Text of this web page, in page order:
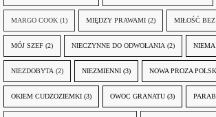
MARGO COOK (1) MIĘDZY PRAWAMI (2) MIŁOŚĆ
MÓJ SZEF (2) NIECZYNNE DO ODWOŁANIA (2) NIEMA
NIEZDOBYTA (2) NIEZMIENNI (3) NOWA PROZA
OKIEM CUDZOZIEMKI (3) OWOC GRANATU (3)